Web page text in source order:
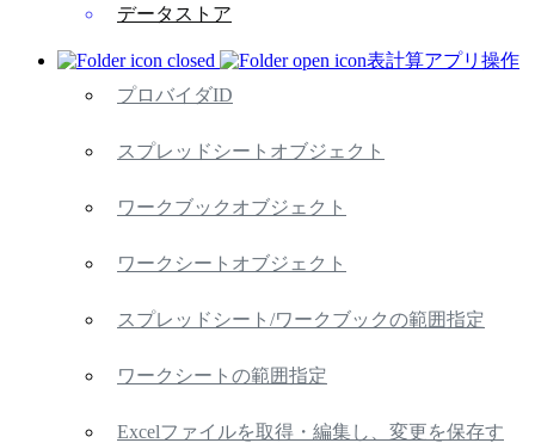
データストア
表計算アプリ操作
プロバイダID
スプレッドシートオブジェクト
ワークブックオブジェクト
ワークシートオブジェクト
スプレッドシート/ワークブックの範囲指定
ワークシートの範囲指定
Excelファイルを取得・編集し、変更を保存す